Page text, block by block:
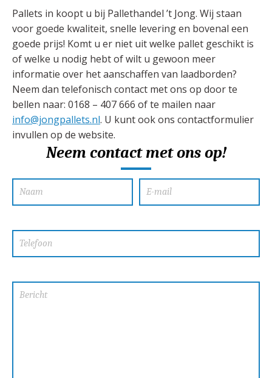
Pallets in koopt u bij Pallethandel ’t Jong. Wij staan
voor goede kwaliteit, snelle levering en bovenal een
goede prijs! Komt u er niet uit welke pallet geschikt is
of welke u nodig hebt of wilt u gewoon meer
informatie over het aanschaffen van laadborden?
Neem dan telefonisch contact met ons op door te
bellen naar: 0168 – 407 666 of te mailen naar
info@jongpallets.nl. U kunt ook ons contactformulier
invullen op de website.
Neem contact met ons op!